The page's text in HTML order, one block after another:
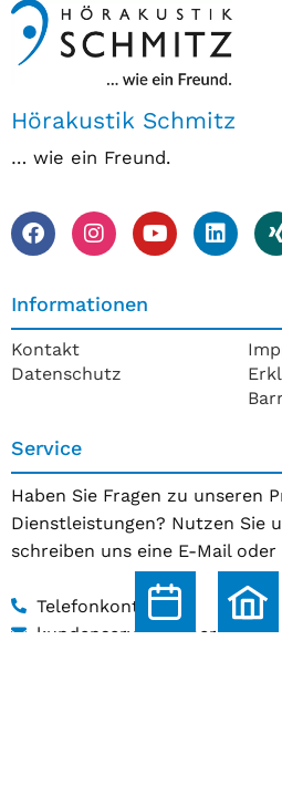
Hörakustik Schmitz
… wie ein Freund.
Informationen
Kontakt
Datenschutz
Service
Haben Sie Fragen zu unseren
Dienstleistungen? Nutzen Sie
schreiben uns eine E-Mail
Telefonkontakt